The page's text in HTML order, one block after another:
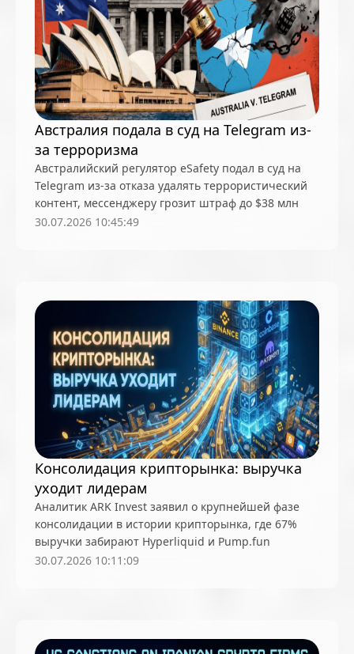
Австралия подала в суд на Telegram из-
за терроризма
Австралийский регулятор eSafety подал в суд на
Telegram из-за отказа удалять террористический
контент, мессенджеру грозит штраф до $38 млн
30.07.2026 10:45:49
Консолидация крипторынка: выручка
уходит лидерам
Аналитик ARK Invest заявил о крупнейшей фазе
консолидации в истории крипторынка, где 67%
выручки забирают Hyperliquid и Pump.fun
30.07.2026 10:11:09